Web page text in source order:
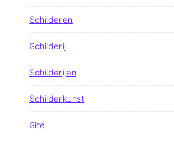
Schilderen
Schilderij
Schilderijen
Schilderkunst
Site